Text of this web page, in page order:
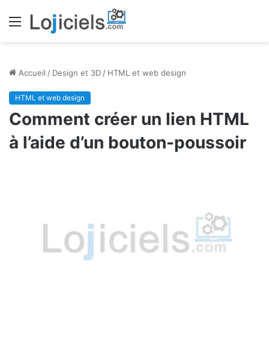
Menu
Accueil / Design et 3D / HTML et web design
HTML et web design
Comment créer un lien HTML
à l’aide d’un bouton-poussoir